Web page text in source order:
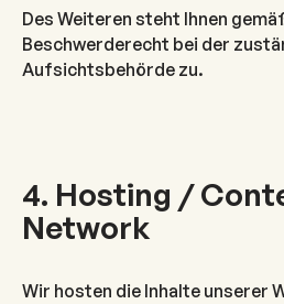
Des Weiteren steht Ihnen
Beschwerderecht bei der
Aufsichtsbehörde zu.
4. Hosting /
Network
Wir hosten die Inhalte unserer